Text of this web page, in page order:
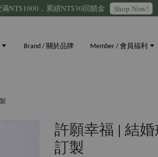
NT$1000，累績NT$30回饋金 Shop Now!
Brand / 關於品牌 Member / 會員福利
許願幸福 | 結
訂製